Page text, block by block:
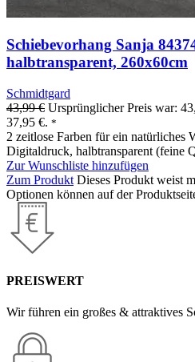
Schiebevorhang Sanja
halbtransparent, 260x60cm
Schmidtgard
43,99€ Ursprünglicher Preis war:
37,95 €. *
2 zeitlose Farben für ein natürliches
Digitaldruck, halbtransparent (feine
Zur Wunschliste hinzufügen
Zum Produkt Dieses Produkt weist
Optionen können auf der
PREISWERT
Wir führen ein großes & attraktives